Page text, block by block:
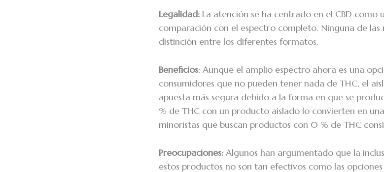
Legalidad: La atención se ha centrado en el CBD como
comparación con el espectro completo. Ninguna de las
distinción entre los diferentes formatos.
Beneficios: Aunque el amplio espectro ahora es una
consumidores que no pueden tener nada de THC, el
apuesta más segura debido a la forma en que se
% de THC con un producto aislado lo convierten en
minoristas que buscan productos con 0 % de THC
Preocupaciones: Algunos han argumentado que la
estos productos no son tan efectivos como las